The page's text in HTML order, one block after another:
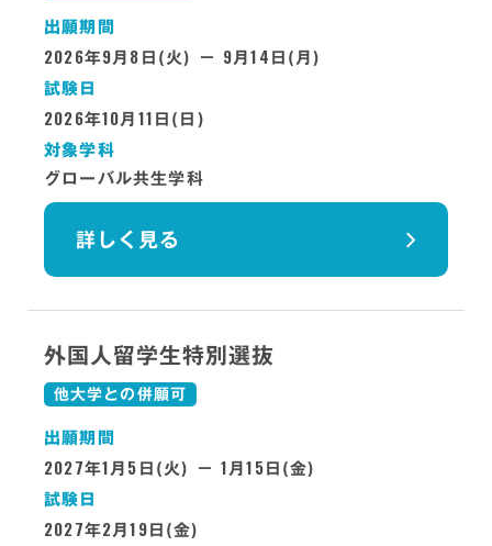
出願期間
2026年9月 8 日(火) － 9月14 日(月)
試験日
2026年10月 11 日(日)
対象学科
グローバル共生学科
詳しく見る
外国人留学生特別選抜
他大学との併願可
出願期間
2027年1 月 5 日(火) －1 月15 日(金)
試験日
2027年2月19 日(金)